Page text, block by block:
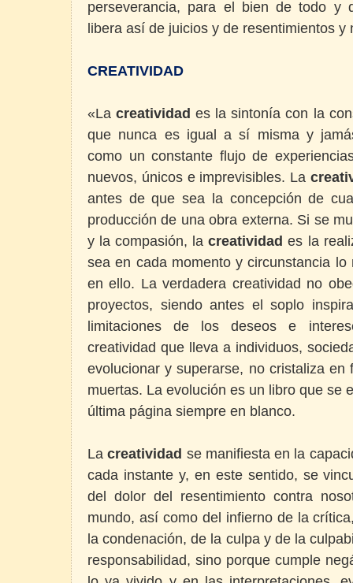
perseverancia, para el bien de todo
libera así de juicios y de resentimientos y
CREATIVIDAD
«Lacreatividad es la sintonía con la
que nunca es igual a sí misma y
como un constante flujo de
nuevos, únicos e imprevisibles. La
antes de que sea la concepción de
producción de una obra externa. Si se
y la compasión, lacreatividad es la
sea en cada momento y circunstancia
en ello. La verdadera creatividad no
proyectos, siendo antes el soplo
limitaciones de los deseos e
creatividad que lleva a individuos,
evolucionar y superarse, no cristaliza en
muertas. La evolución es un libro que se
última página siempre en blanco.
Lacreatividad se manifiesta en la
cada instante y, en este sentido, se
del dolor del resentimiento contra
mundo, así como del infierno de la
la condenación, de la culpa y de la
responsabilidad, sino porque cumple